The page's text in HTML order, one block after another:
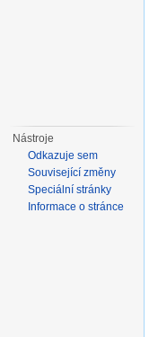
Nástroje
Odkazuje sem
Související změny
Speciální stránky
Informace o stránce